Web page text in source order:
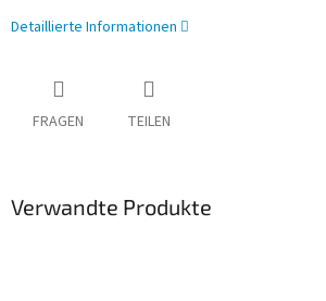
Detaillierte Informationen
FRAGEN TEILEN
Verwandte Produkte